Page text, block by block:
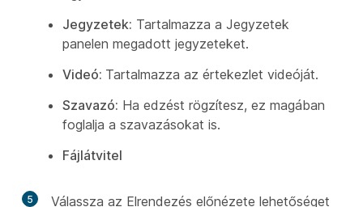
Jegyzetek: Tartalmazza a Jegyzetek
panelen megadott jegyzeteket.
Videó: Tartalmazza az értekezlet videóját.
Szavazó: Ha edzést rögzítesz, ez magában
foglalja a szavazásokat is.
Fájlátvitel
5
Válassza az Elrendezés előnézete lehetőséget